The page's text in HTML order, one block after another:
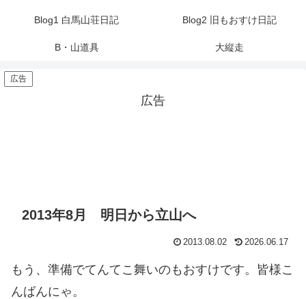
Blog1 白馬山荘日記 Blog2 旧もおすけ日記
B・山道具 大縦走
広告
広告
2013年8月 明日から立山へ
2013.08.02 2026.06.17
もう、準備でてんてこ舞いのもおすけです。皆様こ
んばんにゃ。